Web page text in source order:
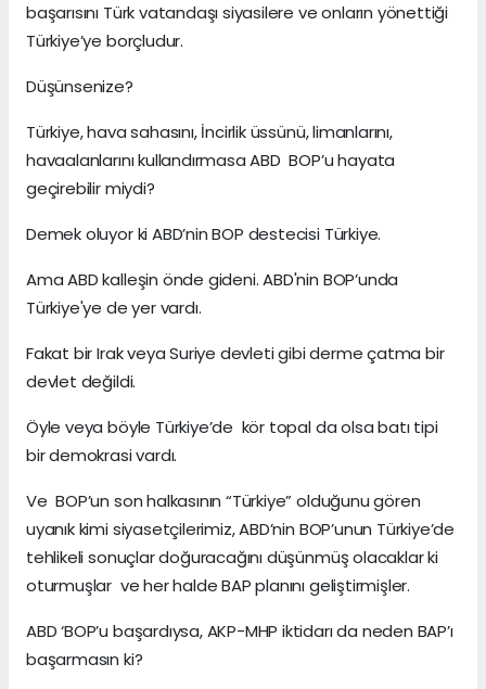
başarısını Türk vatandaşı siyasilere ve onların yönettiği
Türkiye’ye borçludur.
Düşünsenize?
Türkiye, hava sahasını, İncirlik üssünü, limanlarını,
havaalanlarını kullandırmasa ABD BOP’u hayata
geçirebilir miydi?
Demek oluyor ki ABD’nin BOP destecisi Türkiye.
Ama ABD kalleşin önde gideni. ABD'nin BOP’unda
Türkiye'ye de yer vardı.
Fakat bir Irak veya Suriye devleti gibi derme çatma bir
devlet değildi.
Öyle veya böyle Türkiye’de kör topal da olsa batı tipi
bir demokrasi vardı.
Ve BOP’un son halkasının “Türkiye” olduğunu gören
uyanık kimi siyasetçilerimiz, ABD’nin BOP’unun Türkiye’de
tehlikeli sonuçlar doğuracağını düşünmüş olacaklar ki
oturmuşlar ve her halde BAP planını geliştirmişler.
ABD ‘BOP’u başardıysa, AKP-MHP iktidarı da neden BAP’ı
başarmasın ki?